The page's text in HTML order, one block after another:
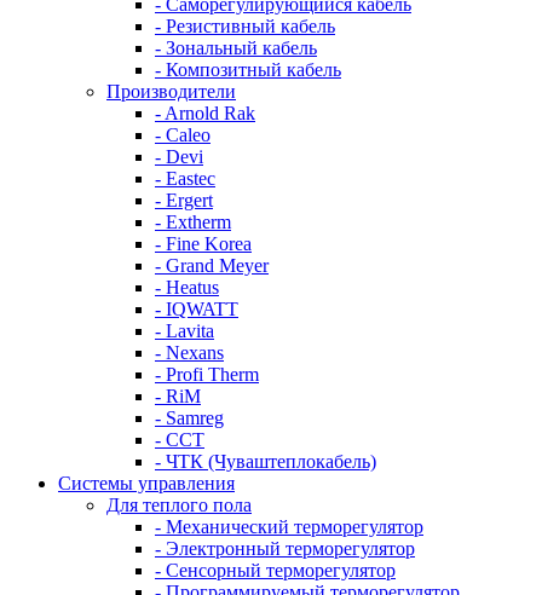
- Саморегулирующийся кабель
- Резистивный кабель
- Зональный кабель
- Композитный кабель
Производители
- Arnold Rak
- Caleo
- Devi
- Eastec
- Ergert
- Extherm
- Fine Korea
- Grand Meyer
- Heatus
- IQWATT
- Lavita
- Nexans
- Profi Therm
- RiM
- Samreg
- ССТ
- ЧТК (Чуваштеплокабель)
Системы управления
Для теплого пола
- Механический терморегулятор
- Электронный терморегулятор
- Сенсорный терморегулятор